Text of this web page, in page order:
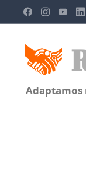
Adaptamos